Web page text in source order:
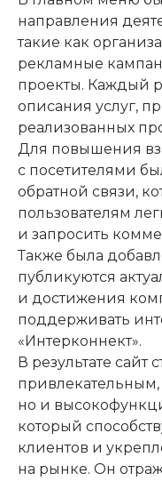
направления
такие как
рекламные
проекты. Каждый
описания услуг,
реализованных
Для повышения
с посетителями
обратной связи,
пользователям
и запросить
Также была
публикуются
и достижения
поддерживать
«Интерконнект».
В результате сайт
привлекательным,
но и
который
клиентов и
на рынке. Он